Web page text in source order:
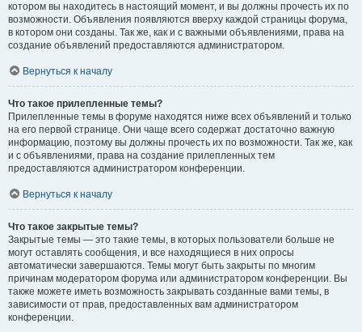
котором вы находитесь в настоящий момент, и вы должны прочесть их по
возможности. Объявления появляются вверху каждой страницы форума,
в котором они созданы. Так же, как и с важными объявлениями, права на
создание объявлений предоставляются администратором.
Вернуться к началу
Что такое прилепленные темы?
Прилепленные темы в форуме находятся ниже всех объявлений и только
на его первой странице. Они чаще всего содержат достаточно важную
информацию, поэтому вы должны прочесть их по возможности. Так же, как
и с объявлениями, права на создание прилепленных тем
предоставляются администратором конференции.
Вернуться к началу
Что такое закрытые темы?
Закрытые темы — это такие темы, в которых пользователи больше не
могут оставлять сообщения, и все находящиеся в них опросы
автоматически завершаются. Темы могут быть закрыты по многим
причинам модератором форума или администратором конференции. Вы
также можете иметь возможность закрывать созданные вами темы, в
зависимости от прав, предоставленных вам администратором
конференции.